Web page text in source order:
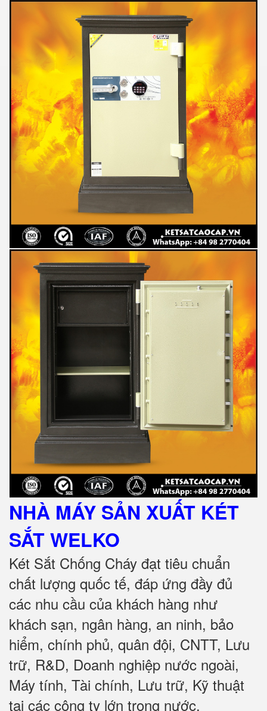
NHÀ MÁY SẢN XUẤT KÉT
SẮTWELKO
Két Sắt Chống Cháy đạt tiêu chuẩn
chất lượng quốc tế, đáp ứng đầy đủ
các nhu cầu của khách hàng như
khách sạn, ngân hàng, an ninh, bảo
hiểm, chính phủ, quân đội, CNTT, Lưu
trữ, R&D, Doanh nghiệp nước ngoài,
Máy tính, Tài chính, Lưu trữ, Kỹ thuật
tại các công ty lớn trong nước.